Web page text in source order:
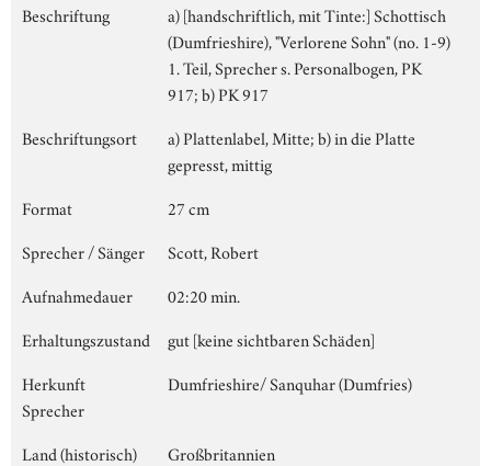
Beschriftung
a) [handschriftlich, mit Tinte:] Schottisch
(Dumfrieshire), "Verlorene Sohn" (no. 1-9)
1. Teil, Sprecher s. Personalbogen, PK
917; b) PK 917
Beschriftungsort
a) Plattenlabel, Mitte; b) in die Platte
gepresst, mittig
Format
27 cm
Sprecher / Sänger
Scott, Robert
Aufnahmedauer
02:20 min.
Erhaltungszustand
gut [keine sichtbaren Schäden]
Herkunft
Sprecher
Dumfrieshire/ Sanquhar (Dumfries)
Land (historisch) Großbritannien